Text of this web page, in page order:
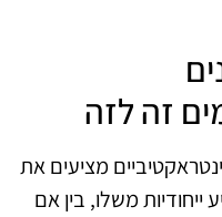
זה לזה
מציעים את
ייחודיות משלו, בין אם